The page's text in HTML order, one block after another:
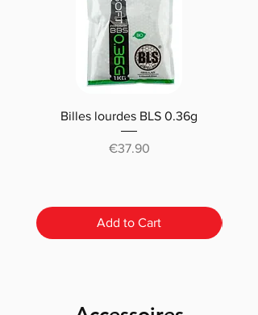
Billes lourdes BLS 0.36g
Price
€37.90
Add to Cart